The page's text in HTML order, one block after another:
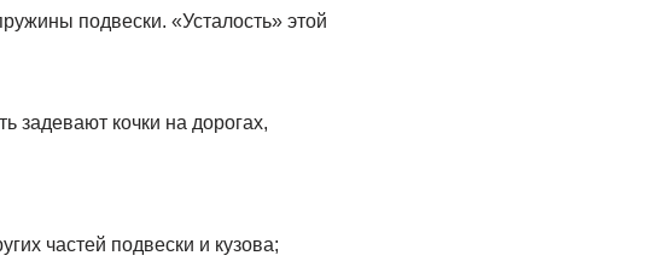
подвески. «Усталость» этой
задевают кочки на дорогах,
частей подвески и кузова;